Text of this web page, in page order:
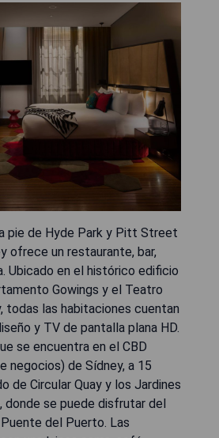
pie de Hyde Park y Pitt Street
ofrece un restaurante, bar,
Ubicado en el histórico edificio
Gowings y el Teatro
todas las habitaciones cuentan
y TV de pantalla plana HD.
se encuentra en el CBD
negocios) de Sídney, a 15
de Circular Quay y los Jardines
donde se puede disfrutar del
del Puerto. Las